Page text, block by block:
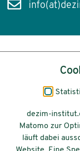
Impressum
Datenschutz
Barrierefreiheit
dezim-
Matomo zur
läuft dabei